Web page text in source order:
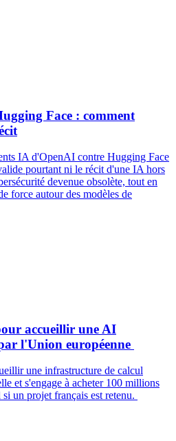
Face : comment
IA d'OpenAI contre Hugging Face
pourtant ni le récit d'une IA hors
devenue obsolète, tout en
force autour des modèles de
accueillir une AI
l'Union européenne
une infrastructure de calcul
et s'engage à acheter 100 millions
un projet français est retenu.